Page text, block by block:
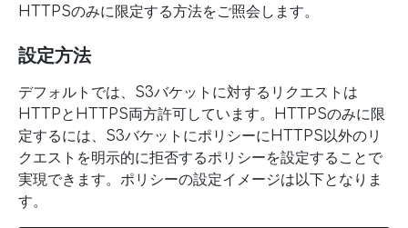
HTTPSのみに限定する方法をご照会します。
設定方法
デフォルトでは、S3バケットに対するリクエストは
HTTPとHTTPS両方許可しています。HTTPSのみに限
定するには、S3バケットにポリシーにHTTPS以外のリ
クエストを明示的に拒否するポリシーを設定することで
実現できます。ポリシーの設定イメージは以下となりま
す。